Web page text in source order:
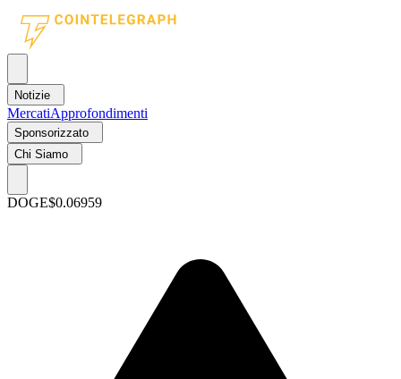
Notizie
MercatiApprofondimenti
Sponsorizzato
Chi Siamo
DOGE$0.06959